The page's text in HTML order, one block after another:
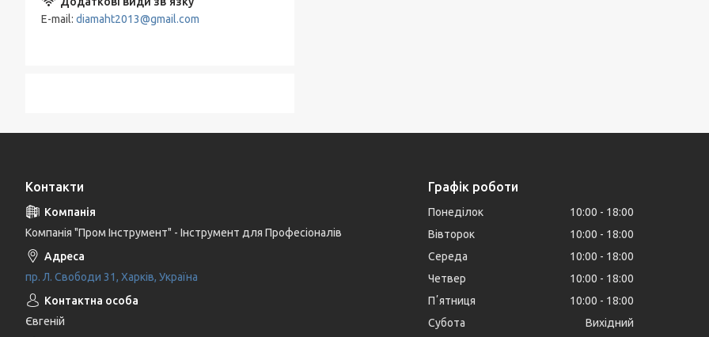
E-mail diamaht2013@gmail.com
Контакти
Компанія "Пром Інструмент" - Інструмент для Професіоналів
пр. Л. Свободи 31, Харків, Україна
Євгеній
Графік роботи
Понеділок 10:00
18:00
Вівторок
10:00
18:00
Середа
10:00
18:00
Четвер
10:00
18:00
Пʼятниця
10:00
18:00
Субота
Вихідний